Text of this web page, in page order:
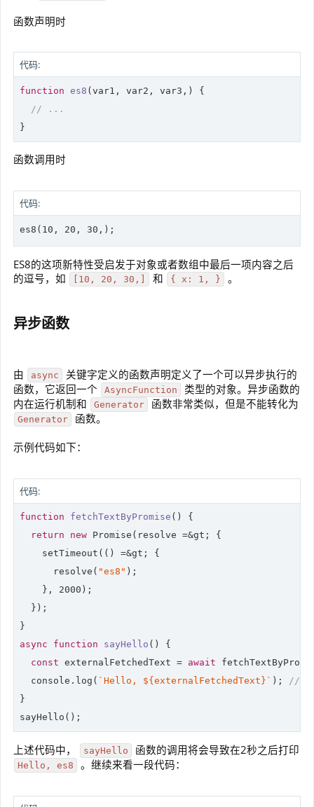
函数声明时
代码:
function es8 ( var1, var2, var3, ) {
// ...
}
函数调用时
代码:
es8(10, 20, 30,);
ES8的这项新特性受启发于对象或者数组中最后一项内容之后
的逗号，如
[10, 20, 30,] 和 { x: 1, } 。
异步函数
由 async
关键字定义的函数声明定义了一个可以异步执行的
函数，它返回一个
AsyncFunction
类型的对象。异步函数的
内在运行机制和
Generator 函数非常类似，但是不能转化为
Generator 函数。
示例代码如下：
代码:
function fetchTextByPromise ( ) {
return
new Promise (resolve =&gt; {
    setTimeout(() =&gt; {
      resolve(
"es8" );
    },
2000 );
  });
async
function sayHello ( ) {
const externalFetchedText = await
console .log( `Hello, ${externalFetchedText} ` );
//
}
sayHello();
上述代码中， sayHello 函数的调用将会导致在2秒之后打印
Hello, es8 。继续来看一段代码：